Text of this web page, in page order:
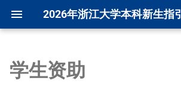
2026年浙江大学本科新生指引
在
初首页
浙大校历
注册缴费
作息时间
基本概念
选课通知
资助前期工作
校园区域
求是学院
概述
前言
CC98论坛使用攻略
后记
学生资助